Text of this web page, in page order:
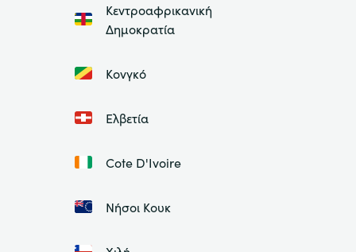
Κεντροαφρικανική
Δημοκρατία
Κονγκό
Ελβετία
Cote D'Ivoire
Νήσοι Κουκ